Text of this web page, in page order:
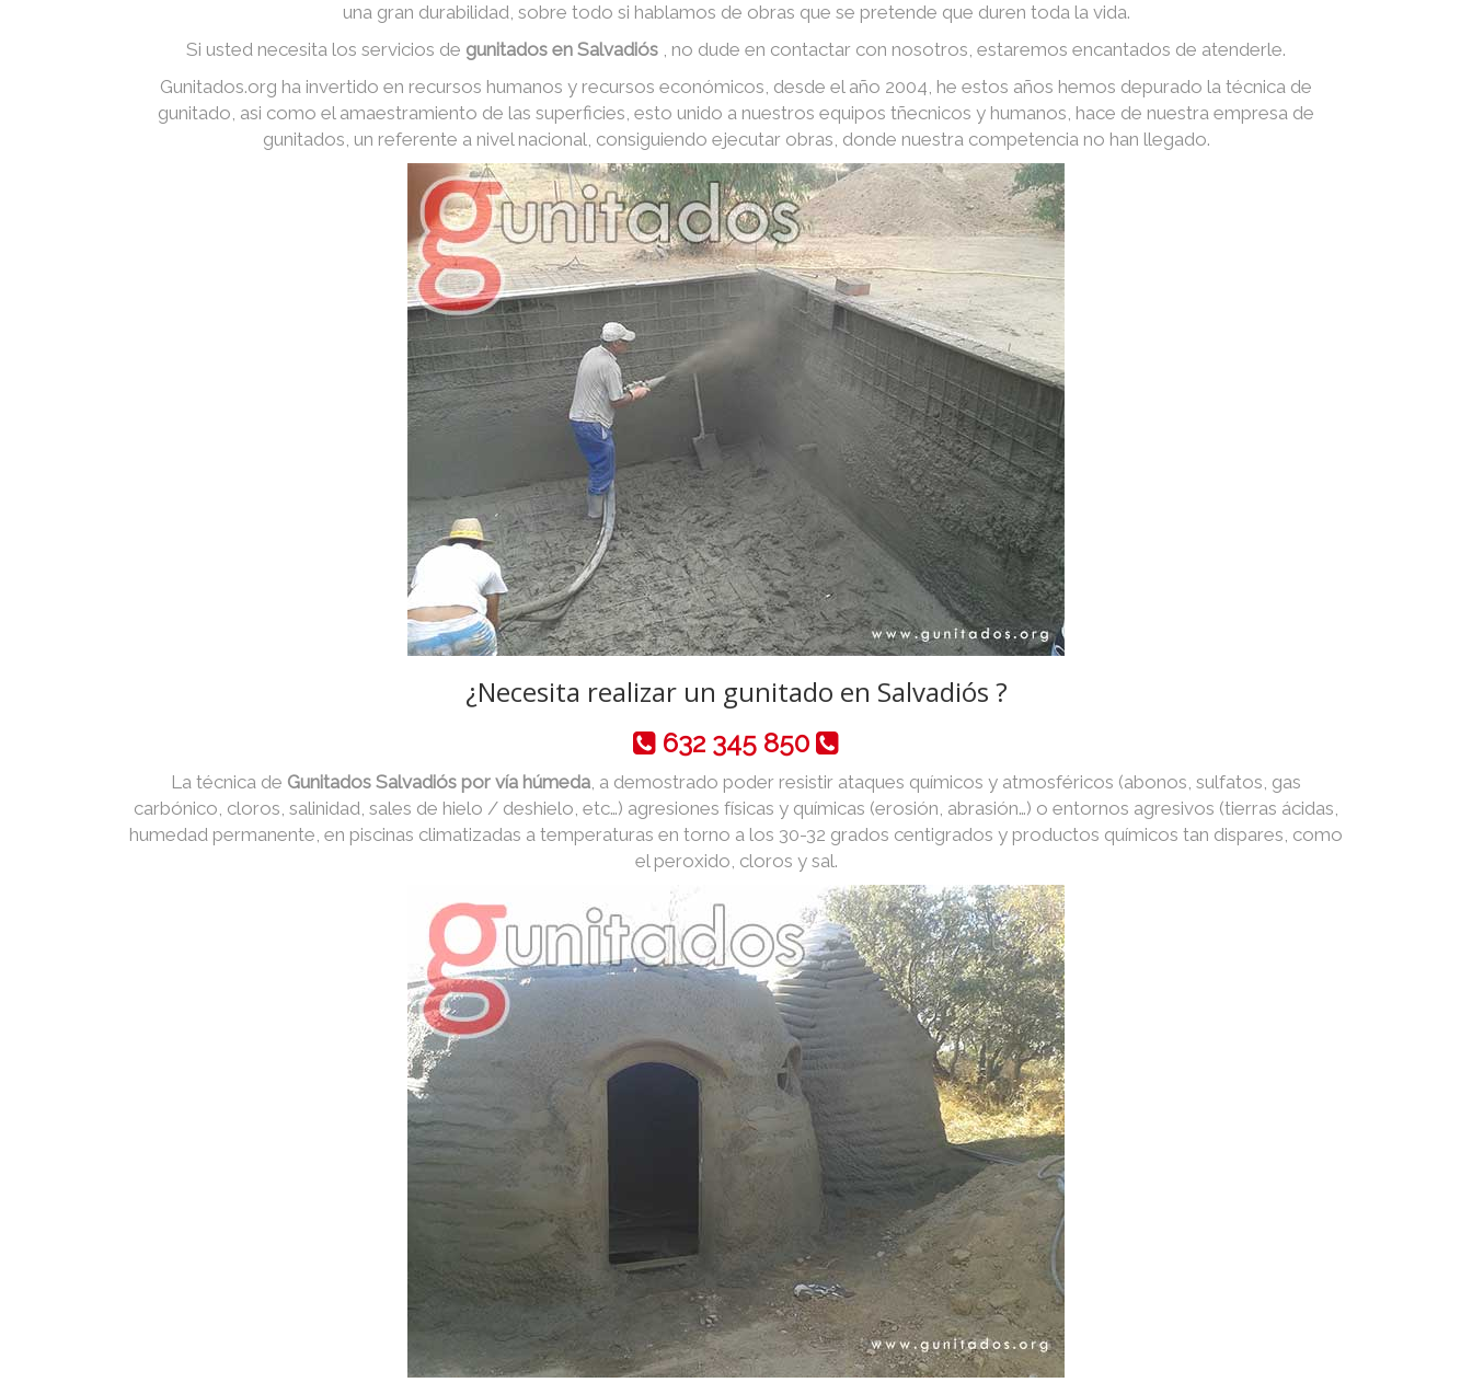
una gran durabilidad, sobre todo si hablamos de obras que se pretende que duren toda la vida.
Si usted necesita los servicios de gunitados en Salvadiós , no dude en contactar con nosotros, estaremos encantados de atenderle.
Gunitados.org ha invertido en recursos humanos y recursos económicos, desde el año 2004, he estos años hemos depurado la técnica de
gunitado, asi como el amaestramiento de las superficies, esto unido a nuestros equipos tñecnicos y humanos, hace de nuestra empresa de
gunitados, un referente a nivel nacional, consiguiendo ejecutar obras, donde nuestra competencia no han llegado.
¿Necesita realizar un gunitado en Salvadiós ?
632 345 850
La técnica de Gunitados Salvadiós por vía húmeda, a demostrado poder resistir ataques químicos y atmosféricos (abonos, sulfatos, gas
carbónico, cloros, salinidad, sales de hielo / deshielo, etc…) agresiones físicas y químicas (erosión, abrasión…) o entornos agresivos (tierras ácidas,
humedad permanente, en piscinas climatizadas a temperaturas en torno a los 30-32 grados centigrados y productos químicos tan dispares, como
el peroxido, cloros y sal.